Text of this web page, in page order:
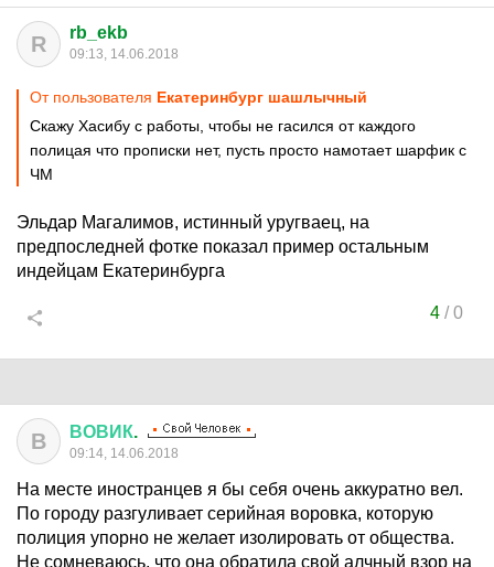
R rb_ekb
09:13, 14.06.2018
От пользователя Екатеринбург шашлычный
Скажу Хасибу с работы, чтобы не гасился от каждого
полицая что прописки нет, пусть просто намотает шарфик с
ЧМ
Эльдар Магалимов, истинный уругваец, на
предпоследней фотке показал пример остальным
индейцам Екатеринбурга
4/0
В ВОВИК.
09:14, 14.06.2018
На месте иностранцев я бы себя очень аккуратно вел.
По городу разгуливает серийная воровка, которую
полиция упорно не желает изолировать от общества.
Не сомневаюсь, что она обратила свой алчный взор на